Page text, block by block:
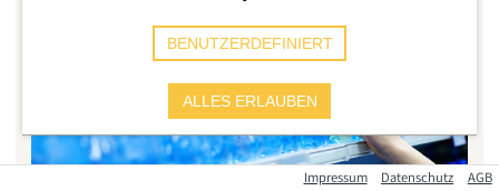
Impressum Datenschutz AGB
BENUTZERDEFINIERT
ALLES ERLAUBEN